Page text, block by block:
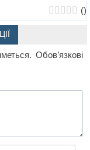
()
Обов’язкові